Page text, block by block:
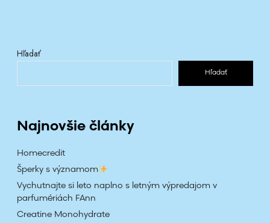
Hľadať
Hľadať
Najnovšie články
Homecredit
Šperky s významom
Vychutnajte si leto naplno s letným výpredajom v
parfumériách FAnn
Creatine Monohydrate